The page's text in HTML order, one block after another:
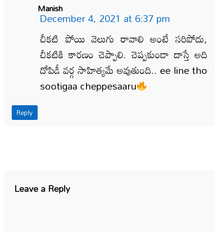
Manish
December 4, 2021 at 6:37 pm
చీకటి పోయి వెలుగు రావాలి అంటే సరిపోదు,
చీకటికి కారణం చెప్పాలి. చెప్పకుండా దాస్తే అది
దోపిడీ వర్గ సాహిత్యమే అవుతుంది.. ee line tho
sootigaa cheppesaaru
Reply
Leave a Reply